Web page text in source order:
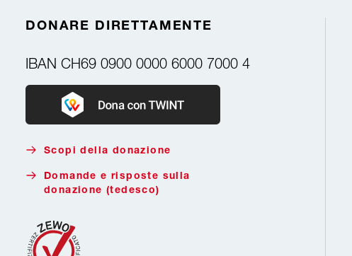
DONARE DIRETTAMENTE
IBAN CH69 0900 0000 6000 7000 4
Donate with Twint
Scopi della donazione
Domande e risposte sulla
donazione (tedesco)